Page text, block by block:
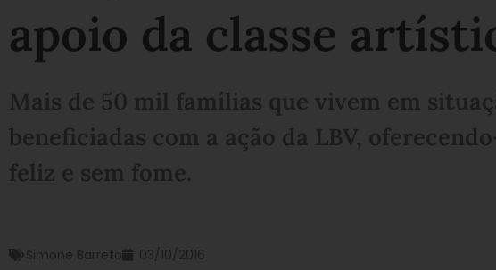
apoio da classe
Mais de 50 mil famílias que vivem em
beneficiadas com a ação da LBV,
feliz e sem fome.
Simone Barreto 03/10/2016